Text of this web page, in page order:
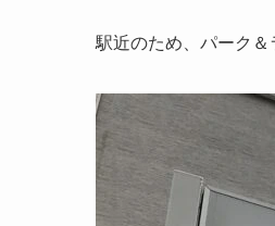
駅近のため、パーク＆